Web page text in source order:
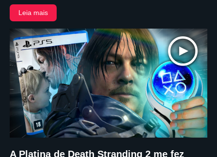
Leia mais
A Platina de Death Stranding 2 me fez